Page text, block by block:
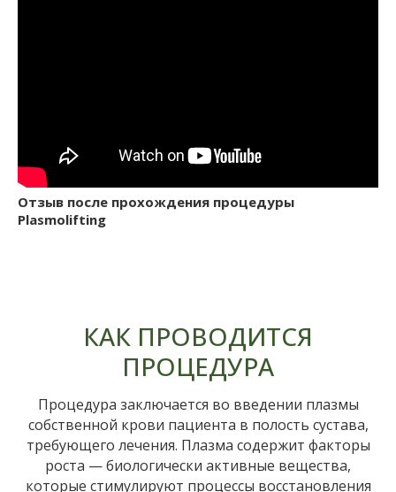
Отзыв после прохождения процедуры
Plasmolifting
КАК ПРОВОДИТСЯ
ПРОЦЕДУРА
Процедура заключается во введении плазмы
собственной крови пациента в полость сустава,
требующего лечения. Плазма содержит факторы
роста — биологически активные вещества,
которые стимулируют процессы восстановления